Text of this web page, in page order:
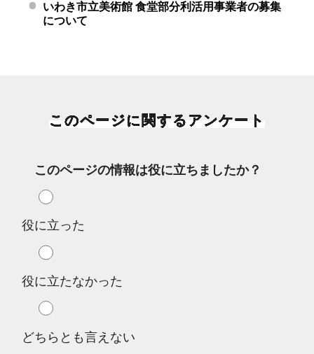
いわき市立美術館 食堂部分利活用事業者の募集
について
このページに関するアンケート
このページの情報は役に立ちましたか？
役に立った
役に立たなかった
どちらとも言えない